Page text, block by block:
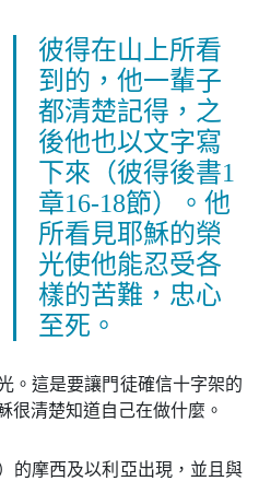
彼得在山上所看
到的，他一輩子
都清楚記得，之
後他也以文字寫
下來（彼得後書1
章16-18節）。他
所看見耶穌的榮
光使他能忍受各
樣的苦難，忠心
至死。
。這是要讓門徒確信十字架的
很清楚知道自己在做什麼。
的摩西及以利亞出現，並且與